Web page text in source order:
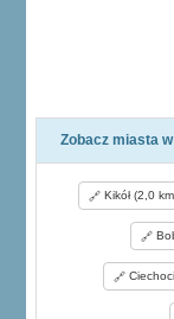
Zobacz miasta
Kikół (2,0